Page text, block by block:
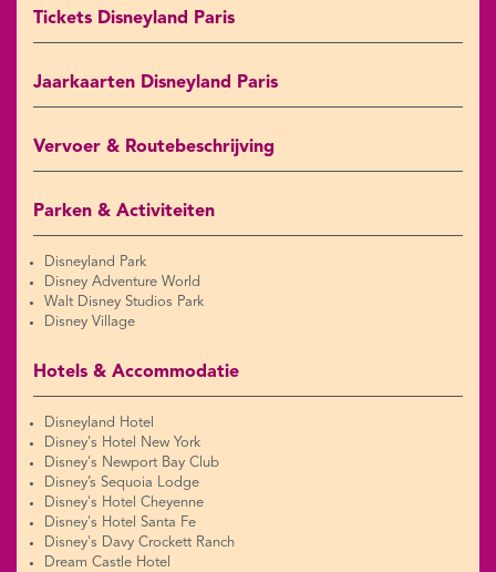
Tickets Disneyland Paris
Jaarkaarten Disneyland Paris
Vervoer & Routebeschrijving
Parken & Activiteiten
Disneyland Park
Disney Adventure World
Walt Disney Studios Park
Disney Village
Hotels & Accommodatie
Disneyland Hotel
Disney's Hotel New York
Disney's Newport Bay Club
Disney’s Sequoia Lodge
Disney's Hotel Cheyenne
Disney's Hotel Santa Fe
Disney's Davy Crockett Ranch
Dream Castle Hotel